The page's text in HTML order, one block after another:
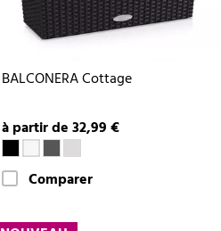
BALCONERA Cottage
à partir de 32,99 €
Comparer